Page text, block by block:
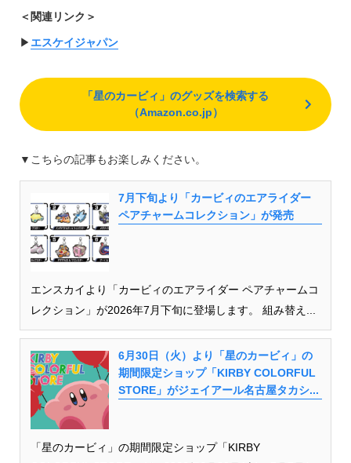
＜関連リンク＞
▶︎ エスケイジャパン
「星のカービィ」のグッズを検索する
（Amazon.co.jp）
▼こちらの記事もお楽しみください。
7月下旬より「カービィのエアライダー
ペアチャームコレクション」が発売
エンスカイより「カービィのエアライダー ペアチャームコ
レクション」が2026年7月下旬に登場します。 組み替え...
6月30日（火）より「星のカービィ」の
期間限定ショップ「KIRBY COLORFUL
STORE」がジェイアール名古屋タカシ...
「星のカービィ」の期間限定ショップ「KIRBY